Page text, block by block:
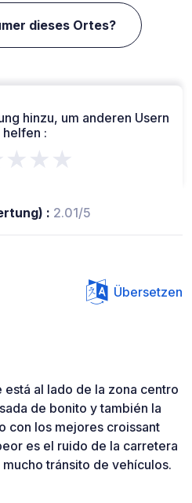
dieses Ortes?
hinzu, um anderen Usern
helfen :
: 2.01/5
Übersetzen
al lado de la zona centro
de bonito y también la
con los mejores croissant
es el ruido de la carretera
tránsito de vehículos.